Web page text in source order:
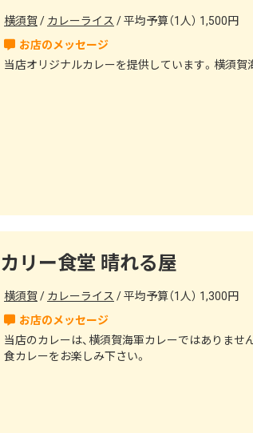
横須賀 カレーライス 平均予算（1人） 1,500円
当店オリジナルカレーを提供しています。横須
カリー食堂 晴れる屋
横須賀 カレーライス 平均予算（1人） 1,300円
当店のカレーは、横須賀海軍カレーではありま
食カレーをお楽しみ下さい。